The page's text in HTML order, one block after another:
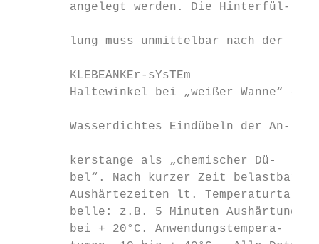
angelegt werden. Die Hinterfül-
lung muss unmittelbar nach der
        KLEBEANKEr-sYsTEm
Haltewinkel bei „weißer Wanne“ –
Wasserdichtes Eindübeln der An-
kerstange als „chemischer Dü-
bel“. Nach kurzer Zeit belastbar,
Aushärtezeiten lt. Temperaturta-
belle: z.B. 5 Minuten Aushärtung
bei + 20°C. Anwendungstempera-